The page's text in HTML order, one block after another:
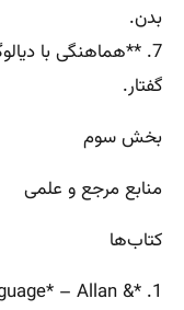
بدن.
7. **هماهنگی با
گفتار.
بخش سوم
منابع مرجع و علمی
کتاب‌ها
– Allan &